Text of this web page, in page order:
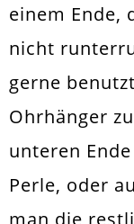
einem Ende,
nicht
gerne
Ohrhänger
unteren
Perle, oder
man die